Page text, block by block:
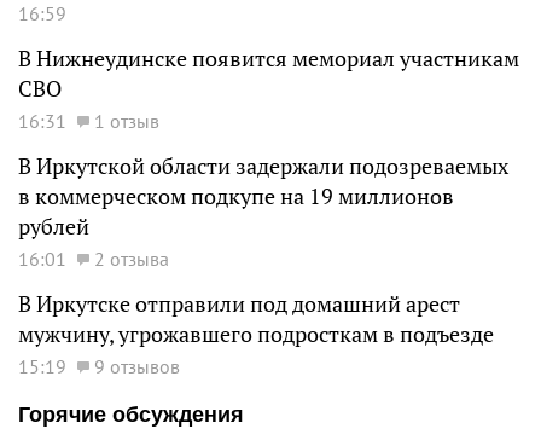
16:59
В Нижнеудинске появится мемориал участникам
СВО
16:31 1 отзыв
В Иркутской области задержали подозреваемых
в коммерческом подкупе на 19 миллионов
рублей
16:01 2 отзыва
В Иркутске отправили под домашний арест
мужчину, угрожавшего подросткам в подъезде
15:19
9 отзывов
Горячие обсуждения